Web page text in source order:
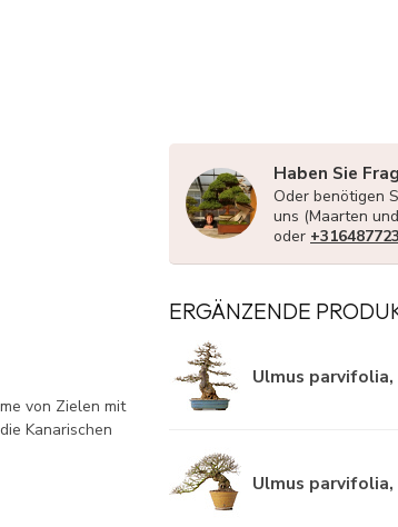
von Zielen mit
Kanarischen
Haben Sie
Oder benötigen
uns (Maarten
oder
ERGÄNZENDE
Ulmus parvifolia,
Ulmus parvifolia,